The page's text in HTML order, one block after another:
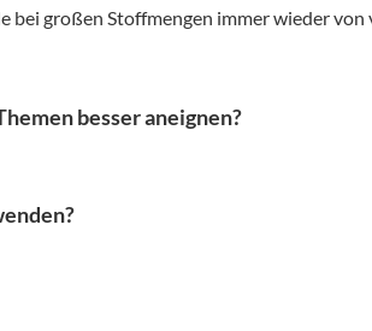
großen Stoffmengen immer wieder von
besser aneignen?